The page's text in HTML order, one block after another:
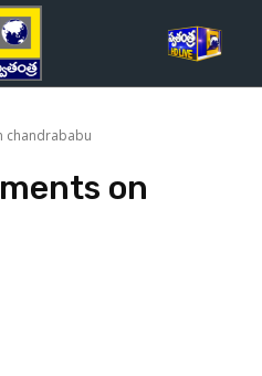
chandrababu
on